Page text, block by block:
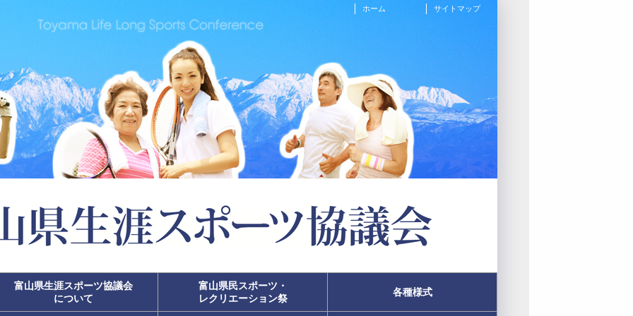
ホーム サイトマップ
富山県生涯スポーツ協議会
について
富山県民スポーツ・
レクリエーション祭
各種様式